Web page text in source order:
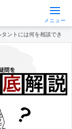
メニュー
タントには何を相談できる